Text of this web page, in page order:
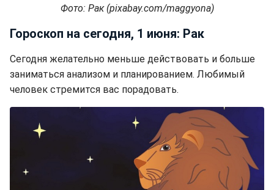
Фото: Рак (pixabay.com/maggyona)
Гороскоп на сегодня, 1 июня: Рак
Сегодня желательно меньше действовать и больше
заниматься анализом и планированием. Любимый
человек стремится вас порадовать.